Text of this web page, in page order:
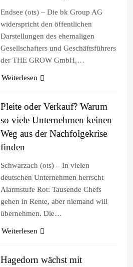
Endsee (ots) – Die bk Group AG
widerspricht den öffentlichen
Darstellungen des ehemaligen
Gesellschafters und Geschäftsführers
der THE GROW GmbH,…
Weiterlesen
Pleite oder Verkauf? Warum
so viele Unternehmen keinen
Weg aus der Nachfolgekrise
finden
Schwarzach (ots) – In vielen
deutschen Unternehmen herrscht
Alarmstufe Rot: Tausende Chefs
gehen in Rente, aber niemand will
übernehmen. Die…
Weiterlesen
Hagedorn wächst mit